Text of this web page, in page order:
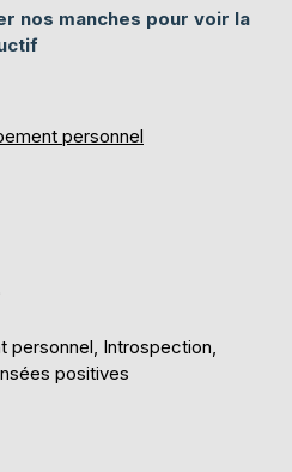
nos manches pour voir la
personnel
personnel, Introspection,
positives